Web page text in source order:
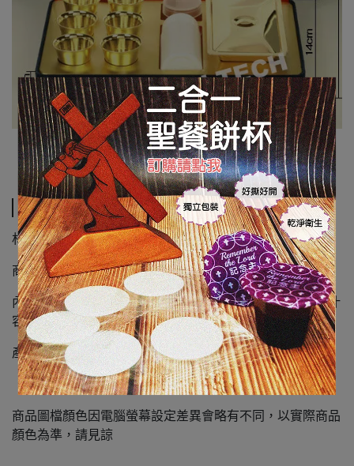
規格說明
材質：精緻絨布外盒，24K金，塑膠
商品尺寸:
內容物: 24K金聖餐杯*6 聖餐餅盒*1 24K聖餐餅盤*1 葡萄汁
容器*1
產地: 韓國
商品圖檔顏色因電腦螢幕設定差異會略有不同，以實際商品
顏色為準，請見諒